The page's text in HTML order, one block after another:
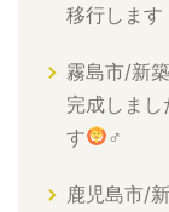
移行します
霧島市/新
完成しま
す
‍♂
鹿児島市/